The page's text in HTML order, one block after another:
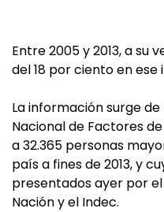
Entre 2005 y 2013, a su
del 18 por ciento en ese
La información surge
Nacional de Factores
a 32.365 personas
país a fines de 2013, y
presentados ayer por
Nación y el Indec.